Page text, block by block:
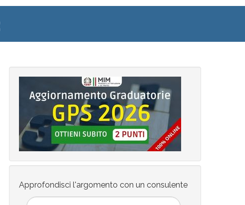
Approfondisci l'argomento con un consulente